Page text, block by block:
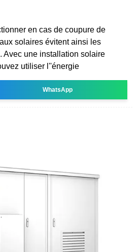
en cas de coupure de
solaires évitent ainsi les
Avec une installation solaire
utiliser l''énergie
WhatsApp